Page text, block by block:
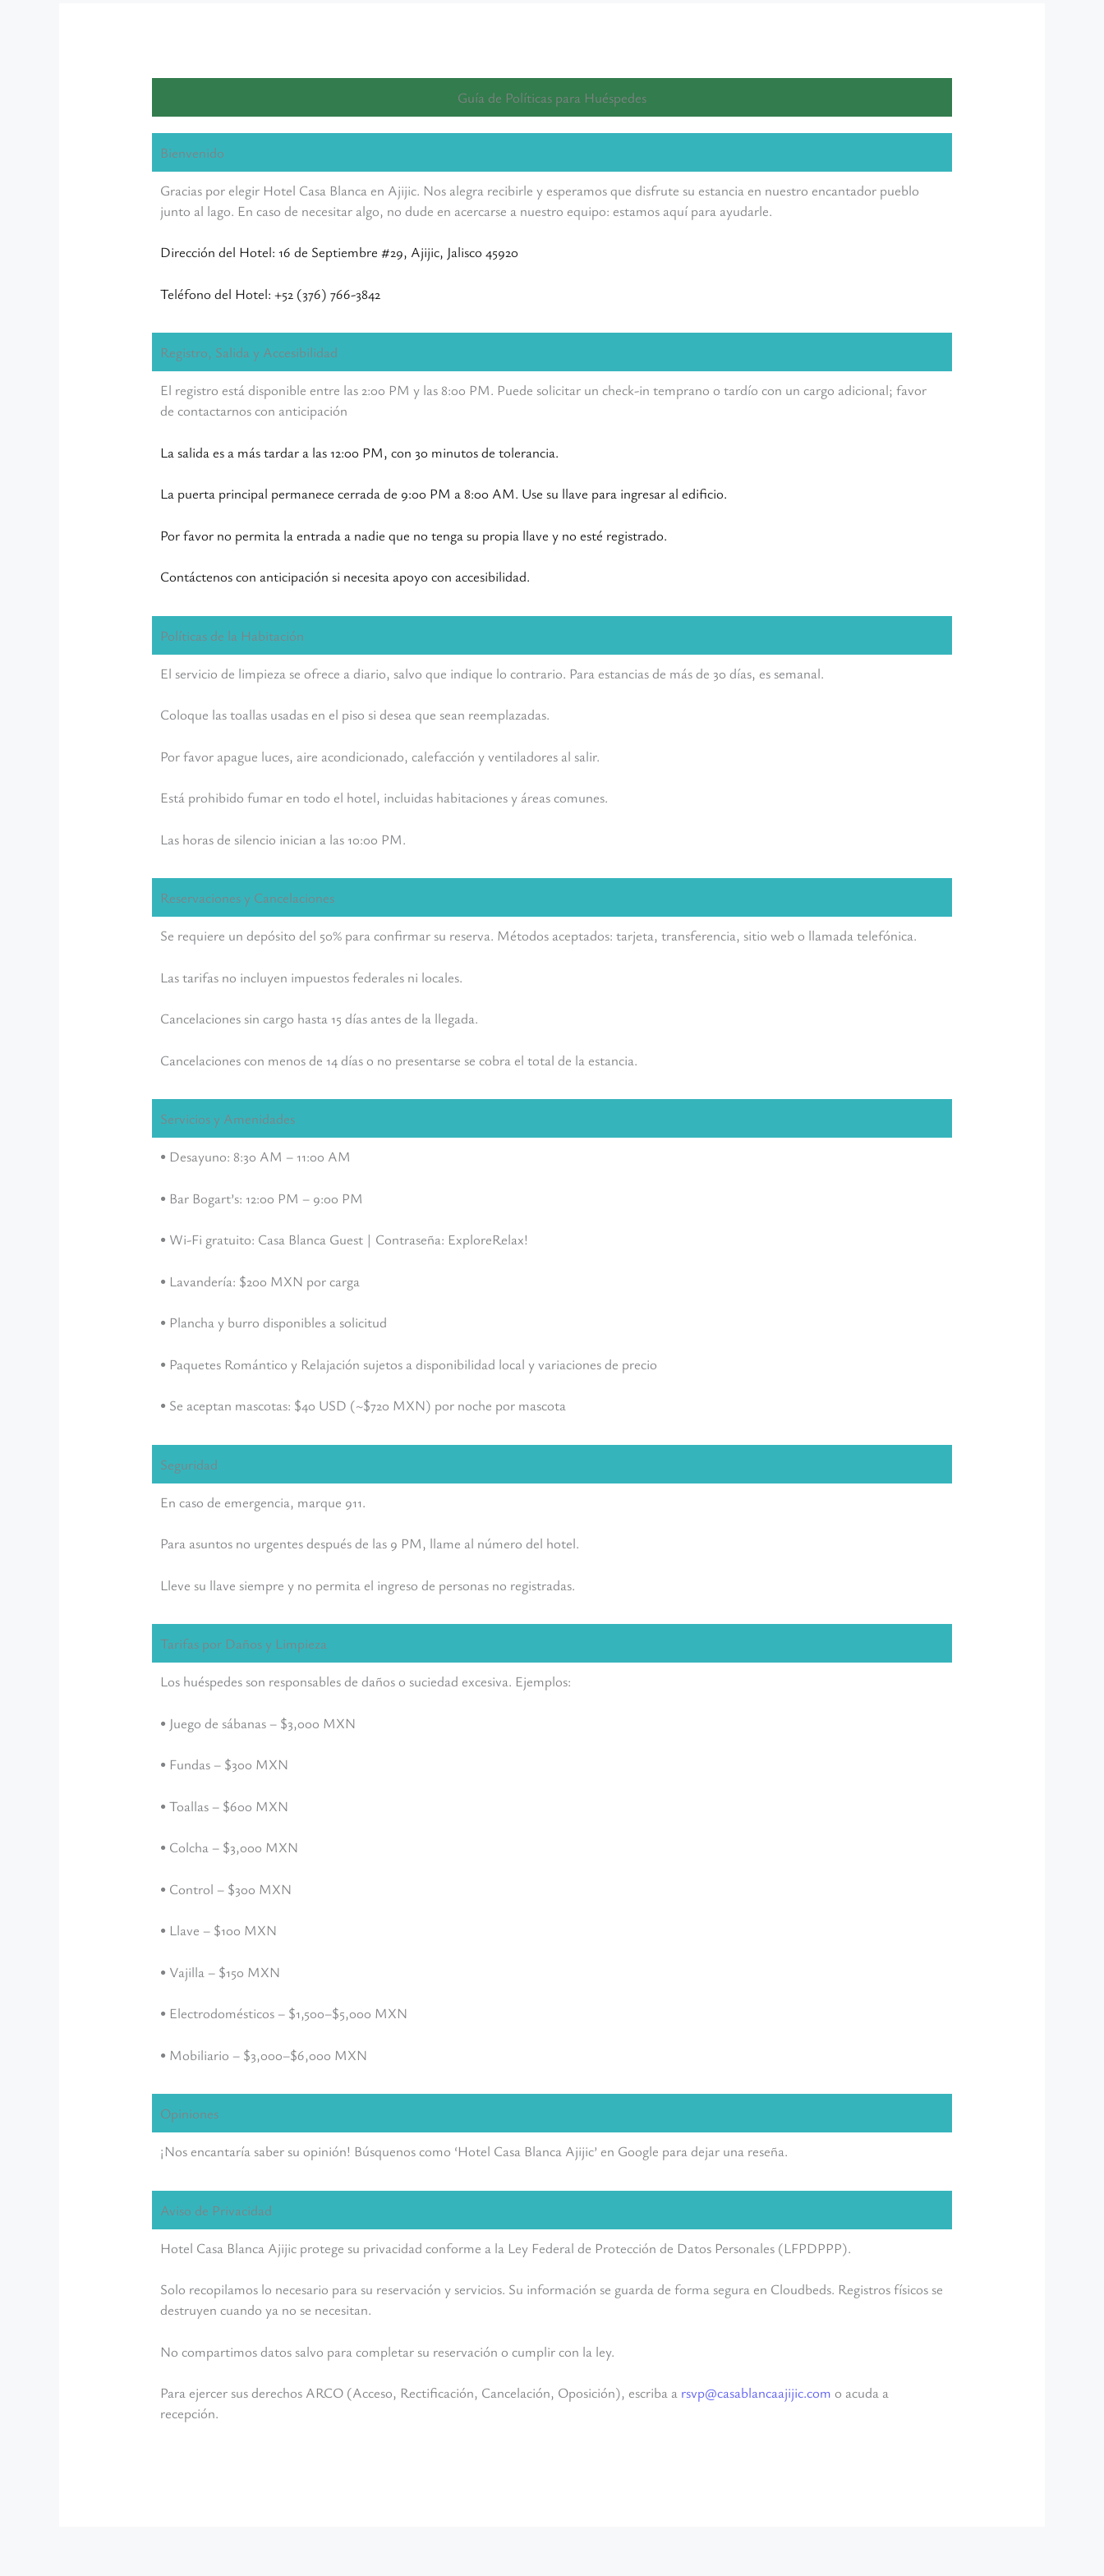
Guía de Políticas para Huéspedes
Bienvenido
Gracias por elegir Hotel Casa Blanca en Ajijic. Nos alegra recibirle y esperamos que disfrute su estancia en nuestro encantador pueblo
junto al lago. En caso de necesitar algo, no dude en acercarse a nuestro equipo: estamos aquí para ayudarle.
Dirección del Hotel: 16 de Septiembre #29, Ajijic, Jalisco 45920
Teléfono del Hotel: +52 (376) 766-3842
Registro, Salida y Accesibilidad
El registro está disponible entre las 2:00 PM y las 8:00 PM. Puede solicitar un check-in temprano o tardío con un cargo adicional; favor
de contactarnos con anticipación
La salida es a más tardar a las 12:00 PM, con 30 minutos de tolerancia.
La puerta principal permanece cerrada de 9:00 PM a 8:00 AM. Use su llave para ingresar al edificio.
Por favor no permita la entrada a nadie que no tenga su propia llave y no esté registrado.
Contáctenos con anticipación si necesita apoyo con accesibilidad.
Políticas de la Habitación
El servicio de limpieza se ofrece a diario, salvo que indique lo contrario. Para estancias de más de 30 días, es semanal.
Coloque las toallas usadas en el piso si desea que sean reemplazadas.
Por favor apague luces, aire acondicionado, calefacción y ventiladores al salir.
Está prohibido fumar en todo el hotel, incluidas habitaciones y áreas comunes.
Las horas de silencio inician a las 10:00 PM.
Reservaciones y Cancelaciones
Se requiere un depósito del 50% para confirmar su reserva. Métodos aceptados: tarjeta, transferencia, sitio web o llamada telefónica.
Las tarifas no incluyen impuestos federales ni locales.
Cancelaciones sin cargo hasta 15 días antes de la llegada.
Cancelaciones con menos de 14 días o no presentarse se cobra el total de la estancia.
Servicios y Amenidades
• Desayuno: 8:30 AM – 11:00 AM
• Bar Bogart’s: 12:00 PM – 9:00 PM
• Wi-Fi gratuito: Casa Blanca Guest | Contraseña: ExploreRelax!
• Lavandería: $200 MXN por carga
• Plancha y burro disponibles a solicitud
• Paquetes Romántico y Relajación sujetos a disponibilidad local y variaciones de precio
• Se aceptan mascotas: $40 USD (~$720 MXN) por noche por mascota
Seguridad
En caso de emergencia, marque 911.
Para asuntos no urgentes después de las 9 PM, llame al número del hotel.
Lleve su llave siempre y no permita el ingreso de personas no registradas.
Tarifas por Daños y Limpieza
Los huéspedes son responsables de daños o suciedad excesiva. Ejemplos:
• Juego de sábanas – $3,000 MXN
• Fundas – $300 MXN
• Toallas – $600 MXN
• Colcha – $3,000 MXN
• Control – $300 MXN
• Llave – $100 MXN
• Vajilla – $150 MXN
• Electrodomésticos – $1,500–$5,000 MXN
• Mobiliario – $3,000–$6,000 MXN
Opiniones
¡Nos encantaría saber su opinión! Búsquenos como ‘Hotel Casa Blanca Ajijic’ en Google para dejar una reseña.
Aviso de Privacidad
Hotel Casa Blanca Ajijic protege su privacidad conforme a la Ley Federal de Protección de Datos Personales (LFPDPPP).
Solo recopilamos lo necesario para su reservación y servicios. Su información se guarda de forma segura en Cloudbeds. Registros físicos se
destruyen cuando ya no se necesitan.
No compartimos datos salvo para completar su reservación o cumplir con la ley.
Para ejercer sus derechos ARCO (Acceso, Rectificación, Cancelación, Oposición), escriba a rsvp@casablancaajijic.com o acuda a
recepción.